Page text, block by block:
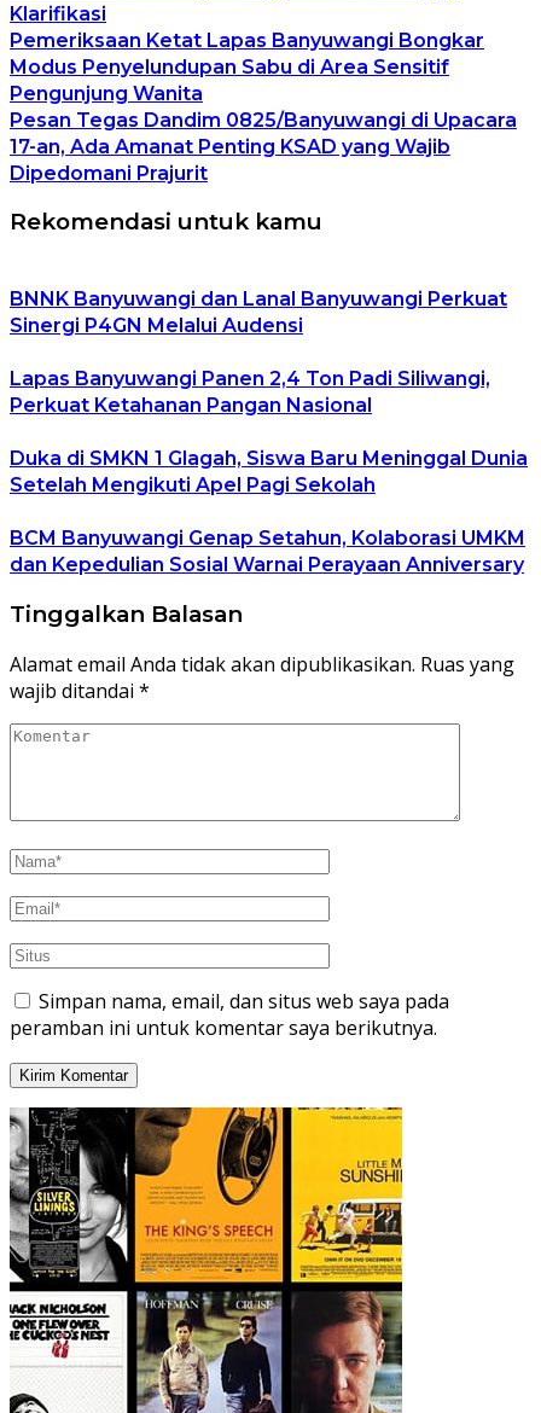
Klarifikasi
Pemeriksaan Ketat Lapas Banyuwangi Bongkar
Modus Penyelundupan Sabu di Area Sensitif
Pengunjung Wanita
Pesan Tegas Dandim 0825/Banyuwangi di Upacara
17-an, Ada Amanat Penting KSAD yang Wajib
Dipedomani Prajurit
Rekomendasi untuk kamu
BNNK Banyuwangi dan Lanal Banyuwangi Perkuat
Sinergi P4GN Melalui Audensi
Lapas Banyuwangi Panen 2,4 Ton Padi Siliwangi,
Perkuat Ketahanan Pangan Nasional
Duka di SMKN 1 Glagah, Siswa Baru Meninggal Dunia
Setelah Mengikuti Apel Pagi Sekolah
BCM Banyuwangi Genap Setahun, Kolaborasi UMKM
dan Kepedulian Sosial Warnai Perayaan Anniversary
Tinggalkan Balasan
Alamat email Anda tidak akan dipublikasikan. Ruas yang
wajib ditandai *
Simpan nama, email, dan situs web saya pada
peramban ini untuk komentar saya berikutnya.